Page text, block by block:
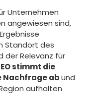
Unternehmen
angewiesen sind,
Standort des
der Relevanz für
stimmt die
Nachfrage abund
aufhalten